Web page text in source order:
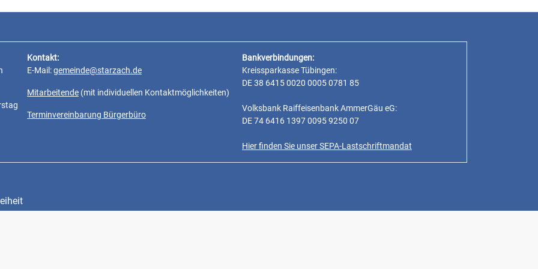
Kontakt:
E-Mail:gemeinde@starzach.de
Mitarbeitende (mit individuellen Kontaktmöglichkeiten)
Terminvereinbarung Bürgerbüro
Bankverbindungen:
Kreissparkasse Tübingen:
DE 38 6415 0020 0005 0781 85
Volksbank Raiffeisenbank AmmerGäu eG:
DE 74 6416 1397 0095 9250 07
Hier finden Sie unser SEPA-Lastschriftmandat